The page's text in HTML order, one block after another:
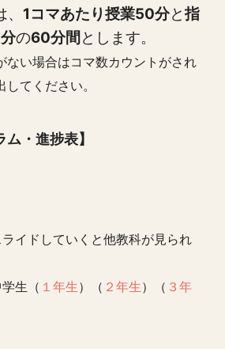
1コマあたり授業50分と指
の60分間 とします。
ない場合はコマ数カウントがされ
てください。
ム・進捗表】
ライドしていくと他教科が見られ
生（ １年生）（ ２年生）（ ３年